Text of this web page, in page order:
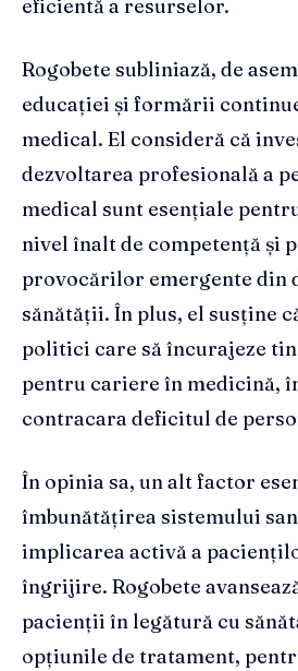
eficientă a resurselor.
Rogobete subliniază, de
educației și formării
medical. El consideră că
dezvoltarea profesională a
medical sunt esențiale
nivel înalt de competență și
provocărilor emergente din
sănătății. În plus, el susține
politici care să încurajeze
pentru cariere în medicină,
contracara deficitul de
În opinia sa, un alt factor
îmbunătățirea sistemului
implicarea activă a
îngrijire. Rogobete
pacienții în legătură cu
opțiunile de tratament,